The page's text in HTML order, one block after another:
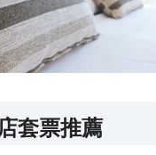
套票推薦